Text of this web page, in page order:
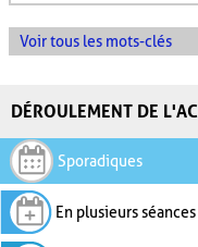
Voir tous les mots-clés
DÉROULEMENT DE
Sporadiques
En plusieurs séances